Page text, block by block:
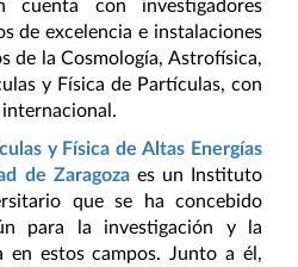
cuenta con investigadores
de excelencia e instalaciones
de la Cosmología, Astrofísica,
y Física de Partículas, con
y Física de Altas Energías
de Zaragoza es un Instituto
que se ha concebido
para la investigación y la
en estos campos. Junto a él,